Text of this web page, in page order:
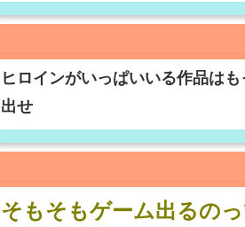
ヒロインがいっぱいいる作品は
出せ
そもそもゲーム出るの